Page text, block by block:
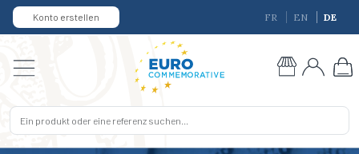
Konto erstellen FR EN DE